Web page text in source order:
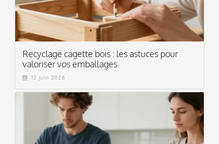
Recyclage cagette bois : les astuces pour
valoriser vos emballages
12 juin 2026